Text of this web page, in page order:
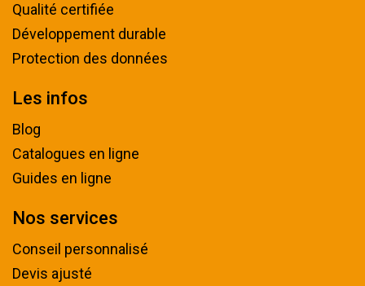
Qualité certifiée
Développement durable
Protection des données
Les infos
Blog
Catalogues en ligne
Guides en ligne
Nos services
Conseil personnalisé
Devis ajusté